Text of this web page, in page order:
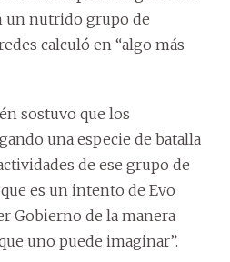
un nutrido grupo de
calculó en “algo más
sostuvo que los
una especie de batalla
de ese grupo de
es un intento de Evo
Gobierno de la manera
uno puede imaginar”.